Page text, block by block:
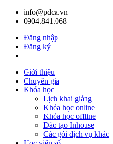
info@pdca.vn
0904.841.068
Đăng nhập
Đăng ký
Giới thiệu
Chuyên gia
Khóa học
Lịch khai giảng
Khóa học online
Khóa học offline
Đào tạo Inhouse
Các gói dịch vụ khác